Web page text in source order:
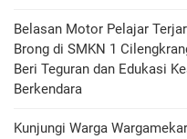
Belasan Motor Pelajar
Brong di SMKN 1
Beri Teguran dan Edukasi
Berkendara
Kunjungi Warga